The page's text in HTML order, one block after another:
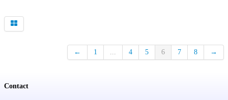
← 1 ... 4 5 6 7 8 →
Contact